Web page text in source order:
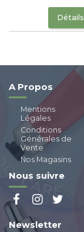
Détails
A Propos
Mentions
Légales
Conditions
Générales de
Vente
Nos Magasins
Nous suivre
Newsletter